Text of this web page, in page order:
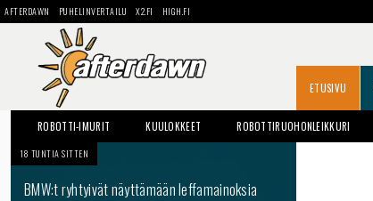
AFTERDAWN PUHELINVERTAILU X2.FI HIGH.FI
ETUSIVU
ROBOTTI-IMURIT KUULOKKEET ROBOTTIRUOHONLEIKKURI
18 TUNTIA SITTEN
BMW:t ryhtyivät näyttämään leffamainoksia